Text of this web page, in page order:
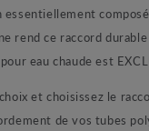
rend ce raccord
eau chaude est
et choisissez le
de vos tubes